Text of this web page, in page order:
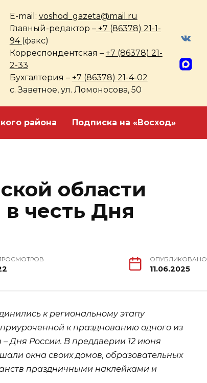
E-mail: voshod_gazeta@mail.ru
Главный-редактор –+7 (86378) 21-1-
94 (факс)
Корреспондентская – +7 (86378) 21-
2-33
Бухгалтерия – +7 (86378) 21-4-02
с. Заветное, ул. Ломоносова, 50
района Подписка на «Восход»
области
честь Дня
ОПУБЛИКОВАНО
11.06.2025
к региональному этапу
к празднованию одного из
Дня России. В преддверии 12 июня
окна своих домов, образовательных
праздничными наклейками и